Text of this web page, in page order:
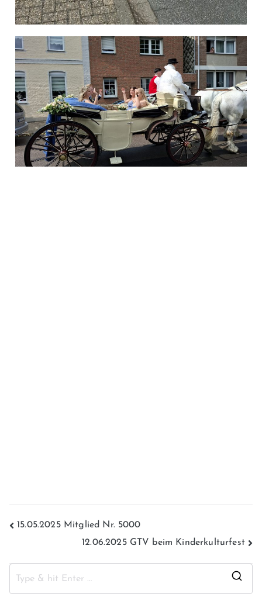
15.05.2025 Mitglied Nr. 5000
12.06.2025 GTV beim Kinderkulturfest